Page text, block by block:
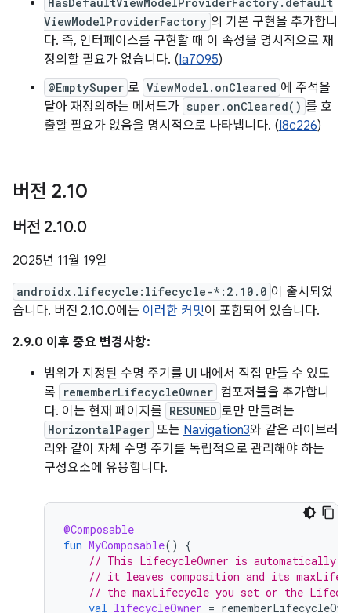
ViewModelProviderFactory 의 기본 구현을 추가합니
다. 즉, 인터페이스를 구현할 때 이 속성을 명시적으로 재
정의할 필요가 없습니다. (Ia7095)
@EmptySuper 로 ViewModel.onCleared 에 주석을
달아 재정의하는 메서드가 super.onCleared() 를 호
출할 필요가 없음을 명시적으로 나타냅니다. (I8c226)
버전 2.10
버전 2.10.0
2025년 11월 19일
androidx.lifecycle:lifecycle-*:2.10.0 이 출시되었
습니다. 버전 2.10.0에는 이러한 커밋이 포함되어 있습니다.
2.9.0 이후 중요 변경사항:
범위가 지정된 수명 주기를 UI 내에서 직접 만들 수 있도
록
rememberLifecycleOwner 컴포저블을 추가합니
다. 이는 현재 페이지를 RESUMED 로만 만들려는
HorizontalPager 또는 Navigation3와 같은 라이브러
리와 같이 자체 수명 주기를 독립적으로 관리해야 하는
구성요소에 유용합니다.
@Composable
fun MyComposable()
{
// This LifecycleOwner is automatically
// it leaves composition and its
// the maxLifecycle you set or the
val lifecycleOwner =